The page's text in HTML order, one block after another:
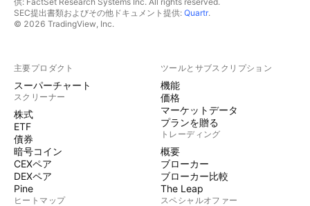
SEC提出書類およびその他ドキュメント提供: Quartr.
© 2026 TradingView, Inc.
主要プロダクト
スーパーチャート
スクリーナー
株式
ETF
債券
暗号コイン
CEXペア
DEXペア
Pine
ヒートマップ
ツールとサブスクリプション
機能
価格
マーケットデータ
プランを贈る
トレーディング
概要
ブローカー
ブローカー比較
The Leap
スペシャルオファー